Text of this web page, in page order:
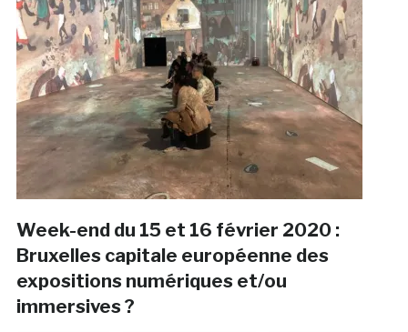
Week-end du 15 et 16 février 2020 :
Bruxelles capitale européenne des
expositions numériques et/ou
immersives ?